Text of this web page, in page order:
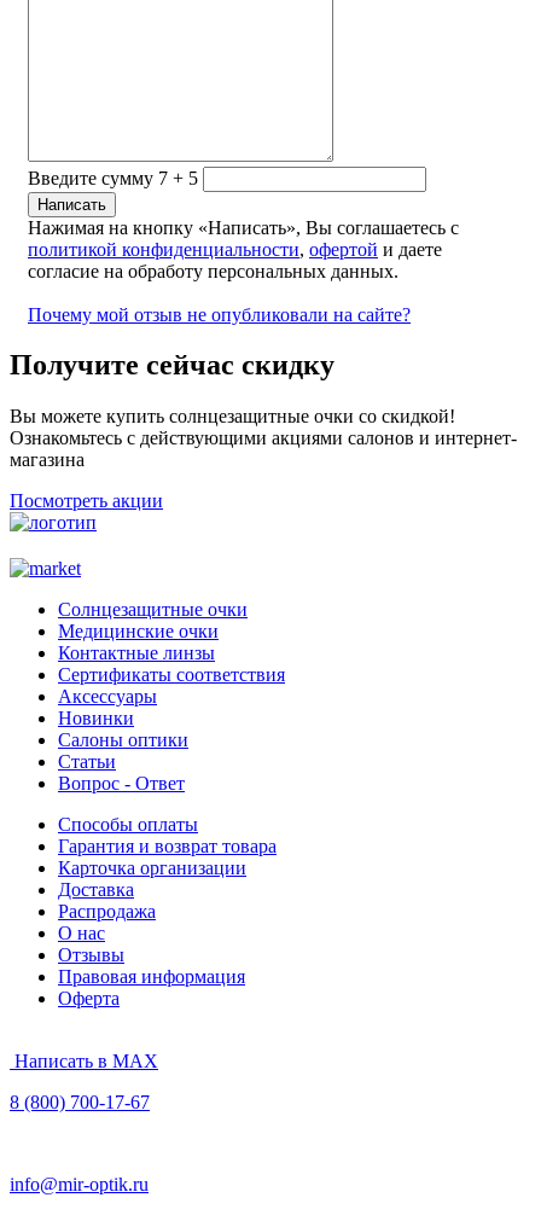
Введите сумму 7 + 5
Нажимая на кнопку «Написать», Вы соглашаетесь с
политикой конфиденциальности, офертой и даете
согласие на обработу персональных данных.
Почему мой отзыв не опубликовали на сайте?
Получите сейчас скидку
Вы можете купить солнцезащитные очки со скидкой!
Ознакомьтесь с действующими акциями салонов и интернет-
магазина
Посмотреть акции
Солнцезащитные очки
Медицинские очки
Контактные линзы
Сертификаты соответствия
Аксессуары
Новинки
Салоны оптики
Статьи
Вопрос - Ответ
Способы оплаты
Гарантия и возврат товара
Карточка организации
Доставка
Распродажа
О нас
Отзывы
Правовая информация
Оферта
Написать в MAX
8 (800) 700-17-67
info@mir-optik.ru